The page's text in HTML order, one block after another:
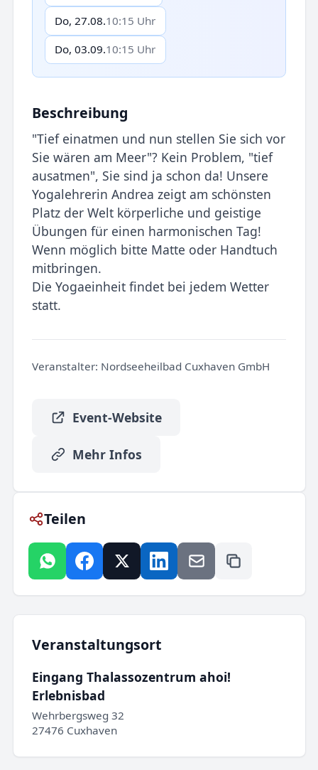
Do, 27.08.10:15 Uhr
Do, 03.09.10:15 Uhr
Beschreibung
"Tief einatmen und nun stellen Sie sich vor
Sie wären am Meer"? Kein Problem, "tief
ausatmen", Sie sind ja schon da! Unsere
Yogalehrerin Andrea zeigt am schönsten
Platz der Welt körperliche und geistige
Übungen für einen harmonischen Tag!
Wenn möglich bitte Matte oder Handtuch
mitbringen.
Die Yogaeinheit findet bei jedem Wetter
statt.
Veranstalter: Nordseeheilbad Cuxhaven GmbH
Event-Website
Mehr Infos
Teilen
Veranstaltungsort
Eingang Thalassozentrum ahoi!
Erlebnisbad
Wehrbergsweg 32
27476 Cuxhaven